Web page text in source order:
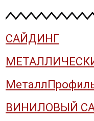
САЙДИНГ
ВИНИЛОВЫЙ